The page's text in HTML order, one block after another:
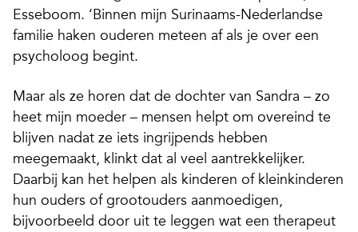
Esseboom. ‘Binnen mijn Surinaams-Nederlandse
familie haken ouderen meteen af als je over een
psycholoog begint.
Maar als ze horen dat de dochter van Sandra – zo
heet mijn moeder – mensen helpt om overeind te
blijven nadat ze iets ingrijpends hebben
meegemaakt, klinkt dat al veel aantrekkelijker.
Daarbij kan het helpen als kinderen of kleinkinderen
hun ouders of grootouders aanmoedigen,
bijvoorbeeld door uit te leggen wat een therapeut